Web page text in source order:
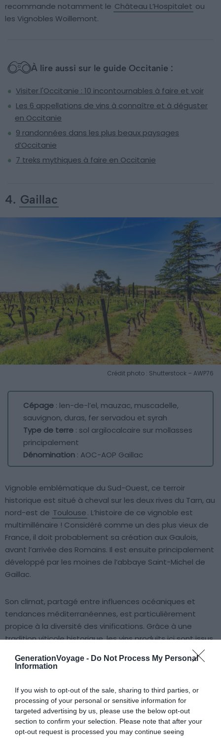
GenerationVoyage - Do Not Process My Personal
Information
If you wish to opt-out of the sale, sharing to third parties, or
processing of your personal or sensitive information for
targeted advertising by us, please use the below opt-out
section to confirm your selection. Please note that after your
opt-out request is processed you may continue seeing
recommande notamment le Château L’Hospitalet ou
les Vignobles Woillemont.
À lire aussi sur le guide Occitanie :
Visiter l'Occitanie : 10 incontournables à faire et voir
Les 6 appellations de vins à connaître et à déguster
en Occitanie
9 randonnées dans les plus beaux paysages
d’Occitanie
7 treks mythiques à faire en Occitanie
4. Gaillac
Crédit photo : Shutterstock – AWP76
Cépage : len-de-l’el, mauzac, muscadelle,
sauvignon, duras, fer servadou et syrah
Type de terre : sol argilocalcaire sur mollasses
principalement
Dénomination : AOC-AOP Gaillac
Vignoble emblématique du Sud-Ouest, ce terroir
historique est situé à cheval sur les deux rives du Tarn, au
nord-est de Toulouse. L’histoire de ce vignoble est
multimillénaire ! Considéré comme un des plus vieux de
France, il doit probablement sa création aux Gaulois,
avant l’arrivée des Romains. Il est ensuite principalement
développé par les moines de l’abbaye Saint-Michel de
Gaillac.
Son climat, partagé entre influences océaniques et
tendances méditerranéennes, est particulièrement
propice à la diversité des vinifications. Grâce à une
tradition viticole historique, les vins produits ici sont issus
principalement de cépages authentiques. Ils expriment
alors pleinement les particularités d’un terroir à l’identité
vous pouvez visiter le Domaine Gayrard, le Château
Lastours ou le Domaine Causse Marines.